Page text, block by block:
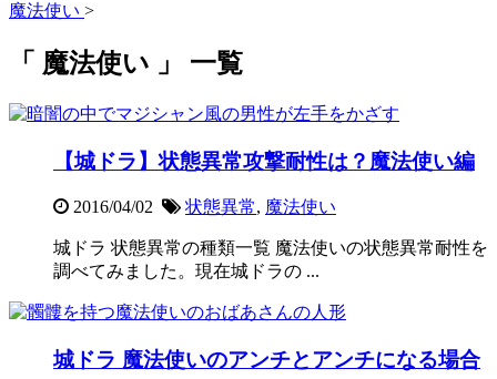
魔法使い >
「 魔法使い 」 一覧
【城ドラ】状態異常攻撃耐性は？魔法使い編
2016/04/02 状態異常, 魔法使い
城ドラ 状態異常の種類一覧 魔法使いの状態異常耐性を
調べてみました。現在城ドラの ...
城ドラ 魔法使いのアンチとアンチになる場合